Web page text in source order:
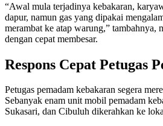
“Awal mula terjadinya kebakaran,
dapur, namun gas yang dipakai
merambat ke atap warung,” tambahnya,
dengan cepat membesar.
Respons Cepat Petugas
Petugas pemadam kebakaran segera
Sebanyak enam unit mobil pemadam
Sukasari, dan Cibuluh dikerahkan ke